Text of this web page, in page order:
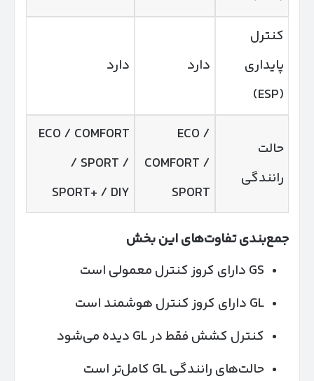
کنترل
پایداری
(ESP)
دارد دارد
حالت
رانندگی
ECO /
COMFORT /
SPORT
ECO / COMFORT
/ SPORT /
SPORT+ / DIY
جمع‌بندی تفاوت‌های این بخش
GS دارای کروز کنترل معمولی است
GL دارای کروز کنترل هوشمند است
کنترل کشش فقط در GL دیده می‌شود
حالت‌های رانندگی GL کامل‌تر است